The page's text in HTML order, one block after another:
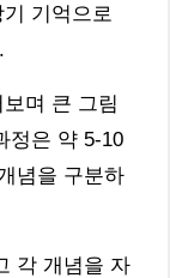
기억으로
며 큰 그림
정은 약 5-10
념을 구분하
각 개념을 자